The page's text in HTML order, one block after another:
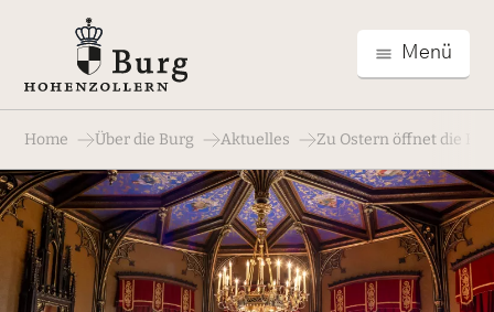
Menü
Home Über die Burg Aktuelles Zu Ostern öffnet die